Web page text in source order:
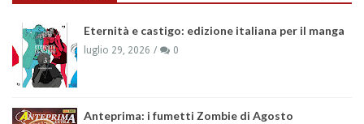
Eternità e castigo: edizione italiana per il manga
luglio 29, 2026 0
Anteprima: i fumetti Zombie di Agosto